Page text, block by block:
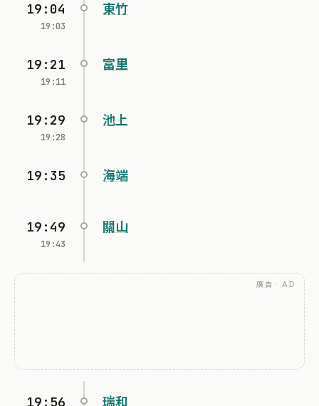
19:04
19:03
東竹
19:21
19:11
富里
19:29
19:28
池上
19:35 海端
19:49
19:43
關山
廣告 · AD
19:56 瑞和